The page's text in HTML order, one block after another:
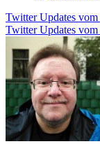
Twitter Updates
Twitter Updates